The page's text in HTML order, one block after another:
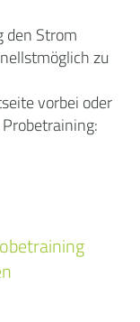
den Strom
zu
vorbei oder